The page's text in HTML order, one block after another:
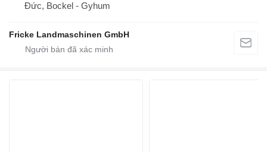
Đức, Bockel - Gyhum
Fricke Landmaschinen GmbH